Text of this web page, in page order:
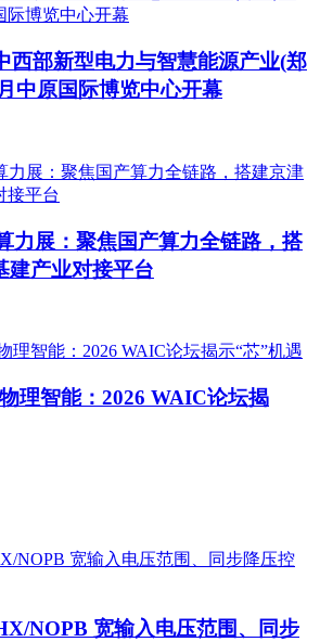
西部新型电力与智慧能源产业(郑
中原国际博览中心开幕
力展：聚焦国产算力全链路，搭
建产业对接平台
理智能：2026 WAIC论坛揭
NOPB 宽输入电压范围、同步